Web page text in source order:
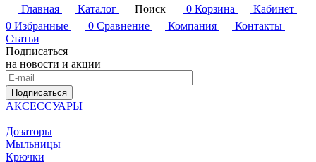
Главная
Каталог Поиск 0 Корзина
Кабинет
0 Избранные 0 Сравнение Компания
Контакты
Статьи
Подписаться
на новости и акции
Подписаться
АКСЕССУАРЫ
Дозаторы
Мыльницы
Крючки